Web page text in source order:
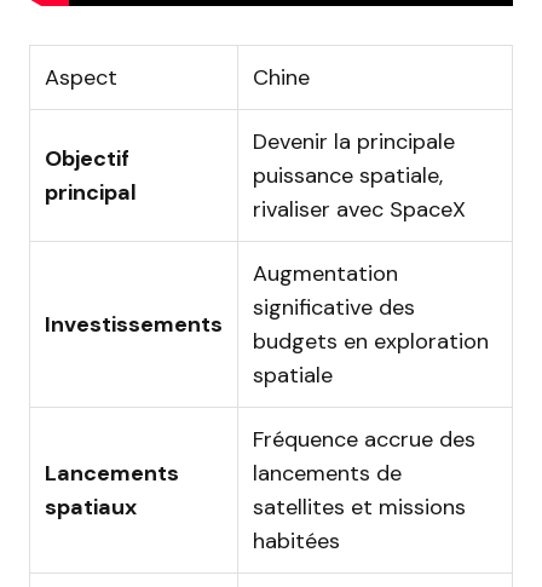
Aspect Chine
Objectif
principal
Devenir la principale
puissance spatiale,
rivaliser avec SpaceX
Investissements
Augmentation
significative des
budgets en exploration
spatiale
Lancements
spatiaux
Fréquence accrue des
lancements de
satellites et missions
habitées